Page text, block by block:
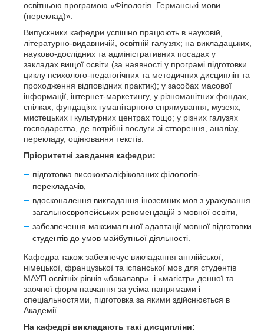
освітньою програмою «Філологія. Германські мови
(переклад)».
Випускники кафедри успішно працюють в науковій,
літературно-видавничій, освітній галузях; на викладацьких,
науково-дослідних та адміністративних посадах у
закладах вищої освіти (за наявності у програмі підготовки
циклу психолого-педагогічних та методичних дисциплін та
проходження відповідних практик); у засобах масової
інформації, інтернет-маркетингу, у різноманітних фондах,
спілках, фундаціях гуманітарного спрямування, музеях,
мистецьких і культурних центрах тощо; у різних галузях
господарства, де потрібні послуги зі створення, аналізу,
перекладу, оцінювання текстів.
Пріоритетні завдання кафедри:
підготовка висококваліфікованих філологів-
перекладачів,
вдосконалення викладання іноземних мов з урахування
загальноєвропейських рекомендацій з мовної освіти,
забезпечення максимальної адаптації мовної підготовки
студентів до умов майбутньої діяльності.
Кафедра також забезпечує викладання англійської,
німецької, французької та іспанської мов для студентів
МАУП освітніх рівнів «бакалавр» і «магістр» денної та
заочної форм навчання за усіма напрямами і
спеціальностями, підготовка за якими здійснюється в
Академії.
На кафедрі викладають такі дисципліни: